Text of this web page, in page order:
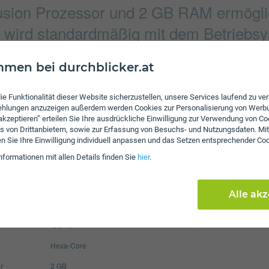
bei durchblicker.at
Funktionalität dieser Website sicherzustellen, unsere Services laufend zu
anzuzeigen außerdem werden Cookies zur Personalisierung von
erteilen Sie Ihre ausdrückliche Einwilligung zur Verwendung von
von Drittanbietern, sowie zur Erfassung von Besuchs- und Nutzungsdaten.
Sie Ihre Einwilligung individuell anpassen und das Setzen entsprechender
mit allen Details finden Sie hier.
Alle
Prozessor und 2 GB RAM
standardmäßig mit dem
1920 x 1080 Pixel
4032 x 3024 Pixel
Bluetooth
NFC
WLAN
Hexa-Core
2 GB
Pixel per Inch